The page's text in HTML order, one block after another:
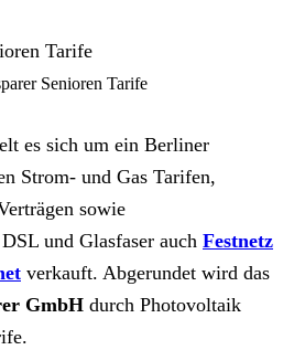
Senioren Tarife
es sich um ein Berliner
Strom- und Gas Tarifen,
sowie
und Glasfaser auch Festnetz
verkauft. Abgerundet wird das
GmbH durch Photovoltaik